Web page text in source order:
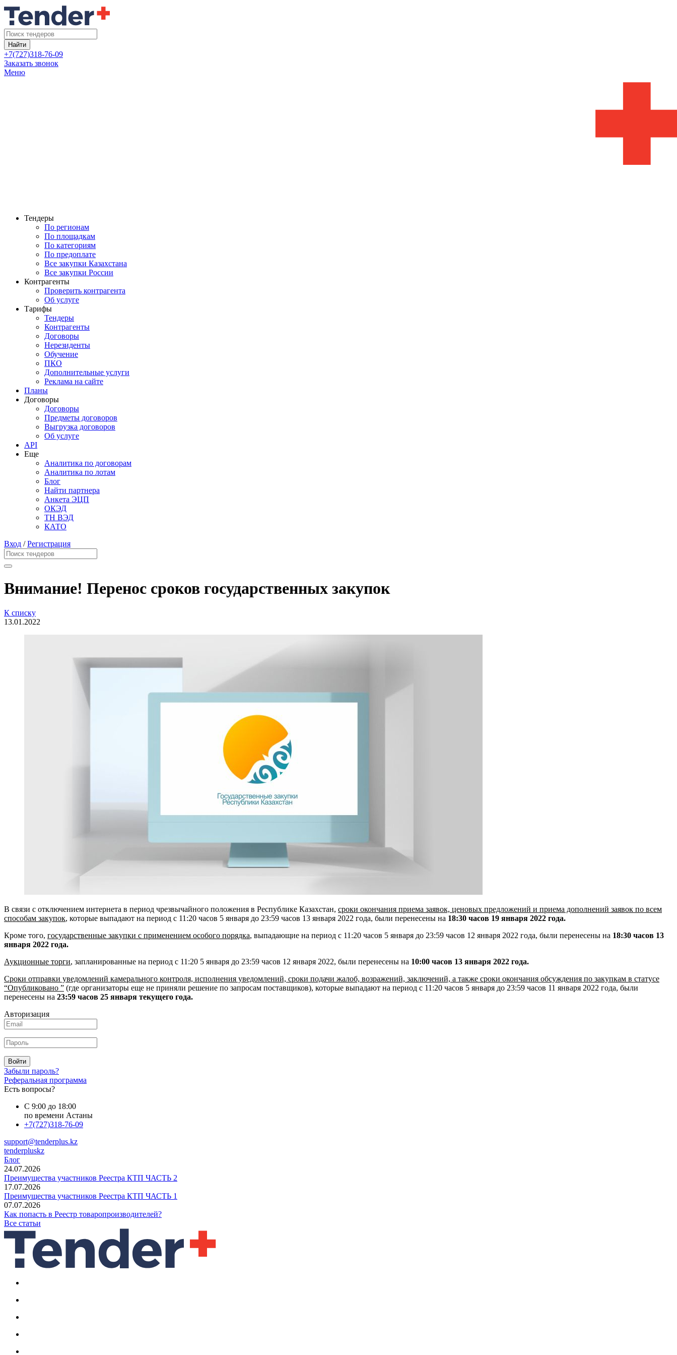
Найти
+7(727)318-76-09
Заказать звонок
Меню
Тендеры
По регионам
По площадкам
По категориям
По предоплате
Все закупки Казахстана
Все закупки России
Контрагенты
Проверить контрагента
Об услуге
Тарифы
Тендеры
Контрагенты
Договоры
Нерезиденты
Обучение
ПКО
Дополнительные услуги
Реклама на сайте
Планы
Договоры
Договоры
Предметы договоров
Выгрузка договоров
Об услуге
API
Еще
Аналитика по договорам
Аналитика по лотам
Блог
Найти партнера
Анкета ЭЦП
ОКЭД
ТН ВЭД
КАТО
Вход /Регистрация
Внимание! Перенос сроков государственных закупок
К списку
13.01.2022
В связи с отключением интернета в период чрезвычайного положения в Республике Казахстан, сроки окончания приема заявок, ценовых предложений и приема дополнений заявок по всем
способам закупок, которые выпадают на период с 11:20 часов 5 января до 23:59 часов 13 января 2022 года, были перенесены на 18:30 часов 19 января 2022 года.
Кроме того, государственные закупки с применением особого порядка, выпадающие на период с 11:20 часов 5 января до 23:59 часов 12 января 2022 года, были перенесены на 18:30 часов 13
января 2022 года.
Аукционные торги, запланированные на период с 11:20 5 января до 23:59 часов 12 января 2022, были перенесены на 10:00 часов 13 января 2022 года.
Сроки отправки уведомлений камерального контроля, исполнения уведомлений, сроки подачи жалоб, возражений, заключений, а также сроки окончания обсуждения по закупкам в статусе
“Опубликовано ” (где организаторы еще не приняли решение по запросам поставщиков), которые выпадают на период с 11:20 часов 5 января до 23:59 часов 11 января 2022 года, были
перенесены на 23:59 часов 25 января текущего года.
Авторизация
Войти
Забыли пароль?
Реферальная программа
Есть вопросы?
С 9:00 до 18:00
по времени Астаны
+7(727)318-76-09
support@tenderplus.kz
tenderpluskz
Блог
24.07.2026
Преимущества участников Реестра КТП ЧАСТЬ 2
17.07.2026
Преимущества участников Реестра КТП ЧАСТЬ 1
07.07.2026
Как попасть в Реестр товаропроизводителей?
Все статьи